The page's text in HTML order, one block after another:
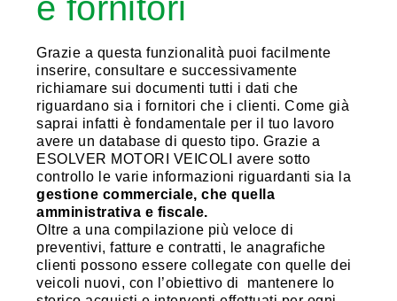
Grazie a questa funzionalità puoi facilmente
inserire, consultare e successivamente
richiamare sui documenti tutti i dati che
riguardano sia i fornitori che i clienti. Come già
saprai infatti è fondamentale per il tuo lavoro
avere un database di questo tipo. Grazie a
ESOLVER MOTORI VEICOLI avere sotto
controllo le varie informazioni riguardanti sia la
gestione commerciale, che quella
amministrativa e fiscale.
Oltre a una compilazione più veloce di
preventivi, fatture e contratti, le anagrafiche
clienti possono essere collegate con quelle dei
veicoli nuovi, con l’obiettivo di mantenere lo